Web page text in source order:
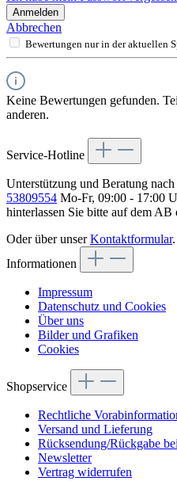
Anmelden
Abbrechen
Bewertungen nur in der aktuellen
Keine Bewertungen gefunden.
anderen.
Service-Hotline
Unterstützung und Beratung
53809554 Mo-Fr, 09:00 - 17:00
hinterlassen Sie bitte auf dem
Oder über unserKontaktformular.
Informationen
Impressum
Datenschutz und Cookies
Über uns
Bilder und Grafiken
Cookies
Shopservice
Rechtliche
Versand und Lieferung
Rücksendung/Rückgabe
Newsletter
Vertrag widerrufen